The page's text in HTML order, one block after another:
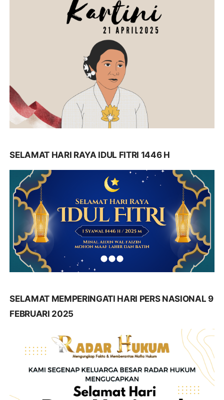
SELAMAT HARI RAYA IDUL FITRI 1446 H
SELAMAT MEMPERINGATI HARI PERS NASIONAL 9
FEBRUARI 2025